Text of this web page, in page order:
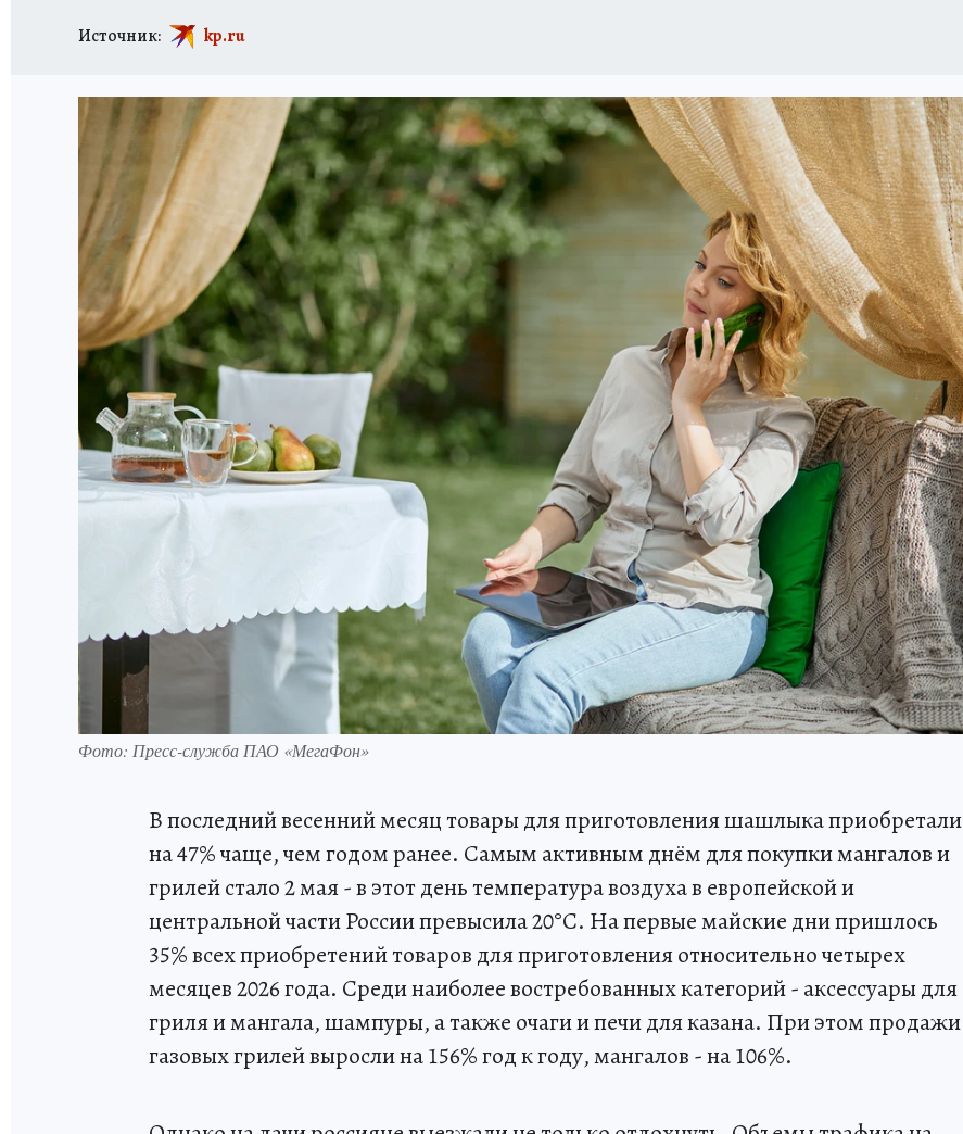
Источник: kp.ru
Фото: Пресс-служба ПАО «МегаФон»
В последний весенний месяц товары для приготовления шашлыка приобретали
на 47% чаще, чем годом ранее. Самым активным днём для покупки мангалов и
грилей стало 2 мая - в этот день температура воздуха в европейской и
центральной части России превысила 20°C. На первые майские дни пришлось
35% всех приобретений товаров для приготовления относительно четырех
месяцев 2026 года. Среди наиболее востребованных категорий - аксессуары для
гриля и мангала, шампуры, а также очаги и печи для казана. При этом продажи
газовых грилей выросли на 156% год к году, мангалов - на 106%.